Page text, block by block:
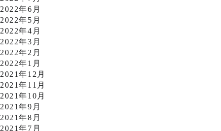
2022年6月
2022年5月
2022年4月
2022年3月
2022年2月
2022年1月
2021年12月
2021年11月
2021年10月
2021年9月
2021年8月
2021年7月